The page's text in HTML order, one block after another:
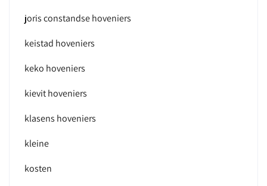
joris constandse hoveniers
keistad hoveniers
keko hoveniers
kievit hoveniers
klasens hoveniers
kleine
kosten